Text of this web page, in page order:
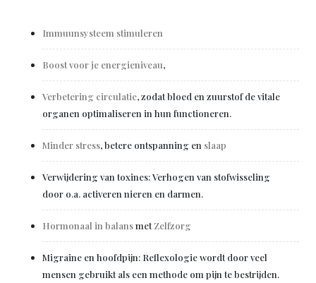
Immuunsysteem stimuleren
Boost voor je energieniveau,
Verbetering circulatie, zodat bloed en zuurstof de vitale
organen optimaliseren in hun functioneren.
Minder stress, betere ontspanning en slaap
Verwijdering van toxines: Verhogen van stofwisseling
door o.a. activeren nieren en darmen.
Hormonaal in balansmetZelfzorg
Migraine en hoofdpijn: Reflexologie wordt door veel
mensen gebruikt als een methode om pijn te bestrijden.